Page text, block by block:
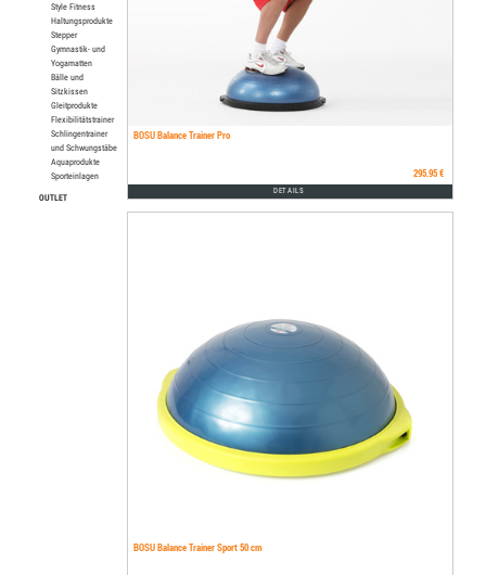
Style Fitness
Haltungsprodukte
Stepper
Gymnastik- und
Yogamatten
Bälle und
Sitzkissen
Gleitprodukte
Flexibilitätstrainer
Schlingentrainer
und Schwungstäbe
Aquaprodukte
Sporteinlagen
OUTLET
BOSU Balance Trainer Pro
295.95 €
DETAILS
BOSU Balance Trainer Sport 50 cm